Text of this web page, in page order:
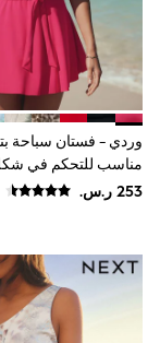
Baker
Boden
Lipsy
& Roses
Velvet
Monsoon
Island
SCHOOWEAR
Shoes
Shirts
Shirts
Jackets
وردي - فستان سباحة
مناسب للتحكم في